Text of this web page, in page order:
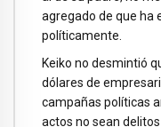
agregado de que ha
políticamente.
Keiko no desmintió
dólares de
campañas políticas
actos no sean